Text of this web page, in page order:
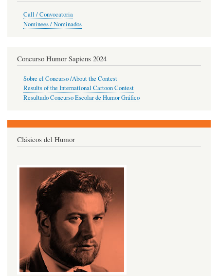
Call / Convocatoria
Nominees / Nominados
Concurso Humor Sapiens 2024
Sobre el Concurso /About the Contest
Results of the International Cartoon Contest
Resultado Concurso Escolar de Humor Gráfico
Clásicos del Humor